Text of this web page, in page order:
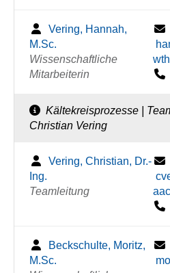
Vering, Hannah,
M.Sc.
Wissenschaftliche
Mitarbeiterin
Kältekreisprozesse |
Christian Vering
Vering, Christian, Dr.-
Ing.
Teamleitung
Beckschulte, Moritz,
M.Sc.